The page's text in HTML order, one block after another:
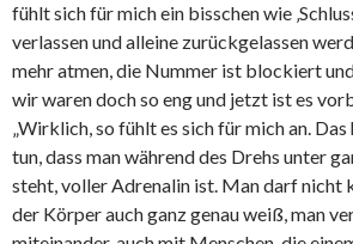
fühlt sich für mich ein bisschen wie
verlassen und alleine zurückgelassen
mehr atmen, die Nummer ist blockiert
wir waren doch so eng und jetzt ist es
„Wirklich, so fühlt es sich für mich an.
tun, dass man während des Drehs unter
steht, voller Adrenalin ist. Man darf nicht
der Körper auch ganz genau weiß, man